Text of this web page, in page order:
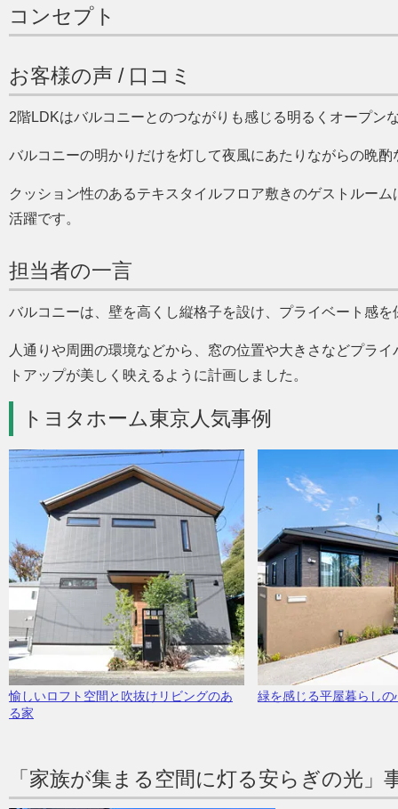
コンセプト
お客様の声 / 口コミ
2階LDKはバルコニーとのつながりも感じる明るくオープン
バルコニーの明かりだけを灯して夜風にあたりながらの晩
クッション性のあるテキスタイルフロア敷きのゲストルー
活躍です。
担当者の一言
バルコニーは、壁を高くし縦格子を設け、プライベート感
人通りや周囲の環境などから、窓の位置や大きさなどプラ
トアップが美しく映えるように計画しました。
トヨタホーム東京人気事例
愉しいロフト空間と吹抜けリビングのあ
る家
緑を感じる平屋暮らしの
「家族が集まる空間に灯る安らぎの光」